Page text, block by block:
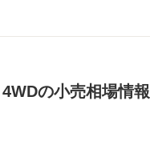
の小売相場情報